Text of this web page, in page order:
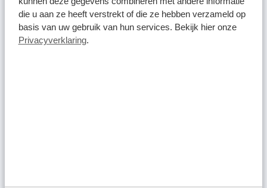
die u aan ze heeft verstrekt of die ze hebben verzameld op
basis van uw gebruik van hun services. Bekijk hier onze
Privacyverklaring.